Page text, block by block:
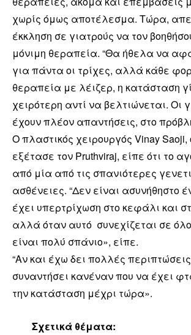
χωρίς όμως αποτέλεσμα. Τώρα,
έκκληση σε γιατρούς να τον
μόνιμη θεραπεία. “Θα ήθελα να
για πάντα οι τρίχες, αλλά κάθε
θεραπεία με λέιζερ, η κατάσταση
χειρότερη αντί να βελτιώνεται. Οι
έχουν πλέον απαντήσεις, στο
Ο πλαστικός χειρουργός Vinay Saoji,
εξέτασε τον Pruthviraj, είπε ότι το
από μία από τις σπανιότερες
ασθένειες. “Δεν είναι ασυνήθηστο
έχει υπερτρίχωση στο κεφάλι και
αλλά όταν αυτό συνεχίζεται σε
είναι πολύ σπάνιο», είπε.
“Αν και έχω δει πολλές
συναντήσει κανέναν που να έχει
την κατάσταση μέχρι τώρα».
Σχετικά θέματα: